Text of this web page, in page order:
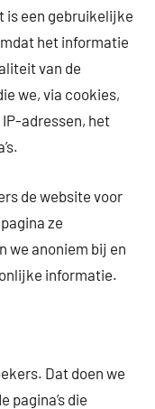
is een gebruikelijke
het informatie
van de
we, via cookies,
adressen, het
de website voor
ze
we anoniem bij en
informatie.
Dat doen we
pagina’s die